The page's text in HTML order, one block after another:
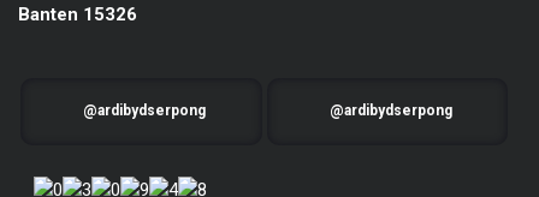
Banten 15326
@ardibydserpong @ardibydserpong